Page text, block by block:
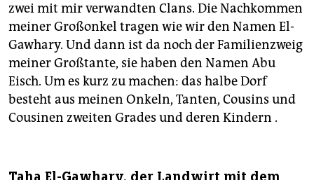
zwei mit mir verwandten Clans. Die Nachkommen
meiner Großonkel tragen wie wir den Namen El-
Gawhary. Und dann ist da noch der Familienzweig
meiner Großtante, sie haben den Namen Abu
Eisch. Um es kurz zu machen: das halbe Dorf
besteht aus meinen Onkeln, Tanten, Cousins und
Cousinen zweiten Grades und deren Kindern .